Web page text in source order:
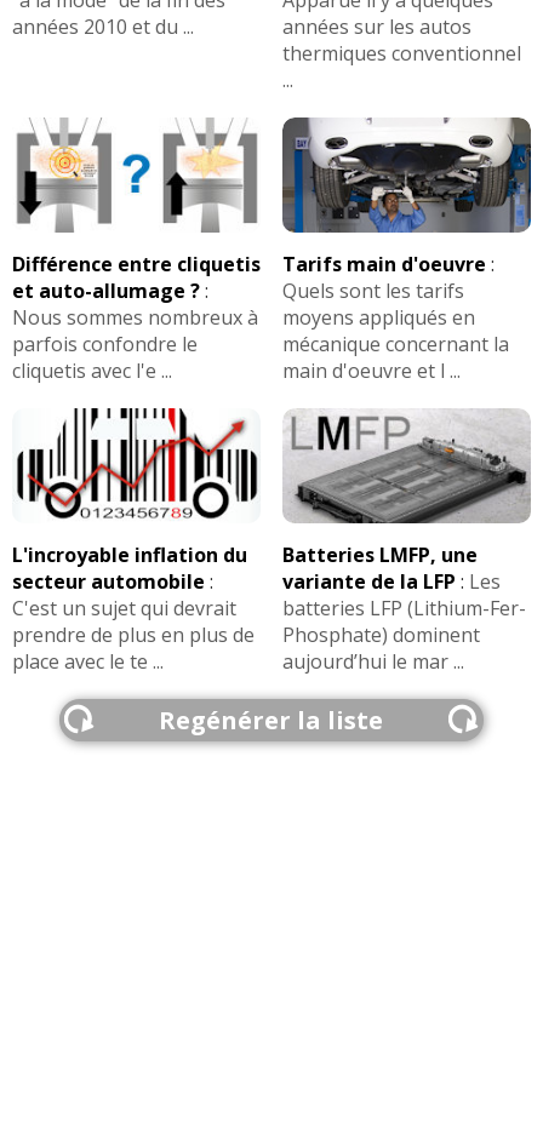
années 2010 et du ...
années sur les autos
thermiques conventionnel
...
Différence entre cliquetis
et auto-allumage ?:
Nous sommes nombreux à
parfois confondre le
cliquetis avec l'e ...
Tarifs main d'oeuvre :
Quels sont les tarifs
moyens appliqués en
mécanique concernant la
main d'oeuvre et l ...
L'incroyable inflation du
secteur automobile :
C'est un sujet qui devrait
prendre de plus en plus de
place avec le te ...
Batteries LMFP, une
variante de la LFP : Les
batteries LFP (Lithium-Fer-
Phosphate) dominent
aujourd’hui le mar ...
Regénérer la liste